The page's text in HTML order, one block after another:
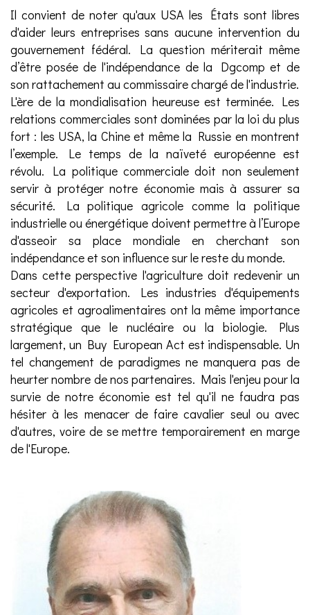
Il convient de noter qu'aux USA les États sont libres
d'aider leurs entreprises sans aucune intervention du
gouvernement fédéral. La question mériterait même
d’être posée de l'indépendance de la Dgcomp et de
son rattachement au commissaire chargé de l'industrie.
L'ère de la mondialisation heureuse est terminée. Les
relations commerciales sont dominées par la loi du plus
fort : les USA, la Chine et même la Russie en montrent
l’exemple. Le temps de la naïveté européenne est
révolu. La politique commerciale doit non seulement
servir à protéger notre économie mais à assurer sa
sécurité. La politique agricole comme la politique
industrielle ou énergétique doivent permettre à l’Europe
d'asseoir sa place mondiale en cherchant son
indépendance et son influence sur le reste du monde.
Dans cette perspective l'agriculture doit redevenir un
secteur d'exportation. Les industries d'équipements
agricoles et agroalimentaires ont la même importance
stratégique que le nucléaire ou la biologie. Plus
largement, un Buy European Act est indispensable. Un
tel changement de paradigmes ne manquera pas de
heurter nombre de nos partenaires. Mais l'enjeu pour la
survie de notre économie est tel qu'il ne faudra pas
hésiter à les menacer de faire cavalier seul ou avec
d'autres, voire de se mettre temporairement en marge
de l'Europe.